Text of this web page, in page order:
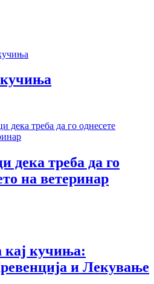
кучиња
дека треба да го
на ветеринар
кучиња:
и Лекување